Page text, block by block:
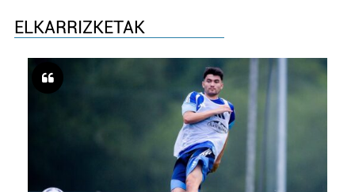
ELKARRIZKETAK